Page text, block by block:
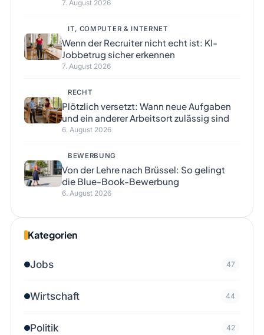
7. August 2026
IT, COMPUTER & INTERNET
Wenn der Recruiter nicht echt ist: KI-
Jobbetrug sicher erkennen
7. August 2026
RECHT
Plötzlich versetzt: Wann neue Aufgaben
und ein anderer Arbeitsort zulässig sind
6. August 2026
BEWERBUNG
Von der Lehre nach Brüssel: So gelingt
die Blue-Book-Bewerbung
6. August 2026
Kategorien
Jobs 47
Wirtschaft 44
Politik 42